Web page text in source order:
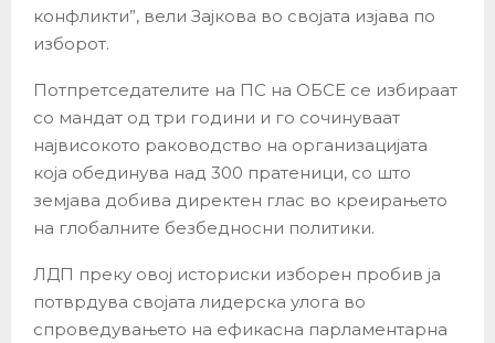
конфликти”, вели Зајкова во својата изјава по
изборот.
Потпретседателите на ПС на ОБСЕ се избираат
со мандат од три години и го сочинуваат
највисокото раководство на организацијата
која обединува над 300 пратеници, со што
земјава добива директен глас во креирањето
на глобалните безбедносни политики.
ЛДП преку овој историски изборен пробив ја
потврдува својата лидерска улога во
спроведувањето на ефикасна парламентарна